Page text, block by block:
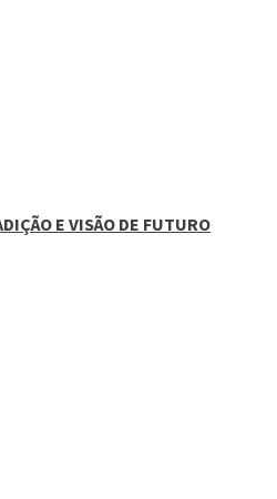
E VISÃO DE FUTURO